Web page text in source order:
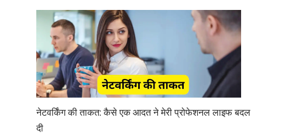
नेटवर्किंग की ताकत: कैसे एक आदत ने मेरी प्रोफेशनल लाइफ बदल
दी